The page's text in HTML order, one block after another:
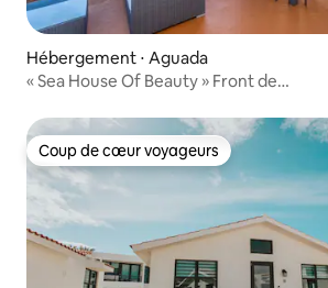
Hébergement ⋅ Aguada
« Sea House Of Beauty » Front de
Coup de cœur voyageurs
Coup de cœur voyageurs